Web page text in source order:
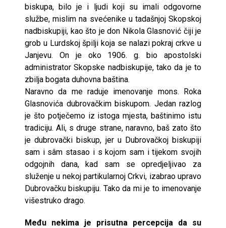
biskupa, bilo je i ljudi koji su imali odgovorne
službe, mislim na svećenike u tadašnjoj Skopskoj
nadbiskupiji, kao što je don Nikola Glasnović čiji je
grob u Lurdskoj špilji koja se nalazi pokraj crkve u
Janjevu. On je oko 1906. g. bio apostolski
administrator Skopske nadbiskupije, tako da je to
zbilja bogata duhovna baština.
Naravno da me raduje imenovanje mons. Roka
Glasnovića dubrovačkim biskupom. Jedan razlog
je što potječemo iz istoga mjesta, baštinimo istu
tradiciju. Ali, s druge strane, naravno, baš zato što
je dubrovački biskup, jer u Dubrovačkoj biskupiji
sam i sâm stasao i s kojom sam i tijekom svojih
odgojnih dana, kad sam se opredjeljivao za
služenje u nekoj partikularnoj Crkvi, izabrao upravo
Dubrovačku biskupiju. Tako da mi je to imenovanje
višestruko drago.
Među nekima je prisutna percepcija da su